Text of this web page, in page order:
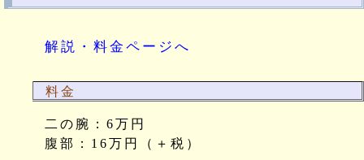
解説・料金ページへ
料金
二の腕：6万円
腹部：16万円（＋税）